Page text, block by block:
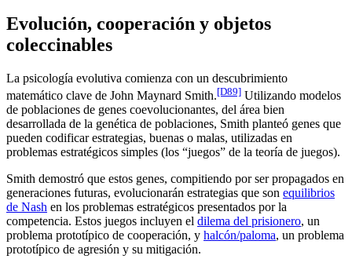
Evolución, cooperación y objetos
coleccinables
La psicología evolutiva comienza con un descubrimiento
matemático clave de John Maynard Smith.[D89] Utilizando modelos
de poblaciones de genes coevolucionantes, del área bien
desarrollada de la genética de poblaciones, Smith planteó genes que
pueden codificar estrategias, buenas o malas, utilizadas en
problemas estratégicos simples (los “juegos” de la teoría de juegos).
Smith demostró que estos genes, compitiendo por ser propagados en
generaciones futuras, evolucionarán estrategias que son equilibrios
de Nash en los problemas estratégicos presentados por la
competencia. Estos juegos incluyen el dilema del prisionero, un
problema prototípico de cooperación, y halcón/paloma, un problema
prototípico de agresión y su mitigación.